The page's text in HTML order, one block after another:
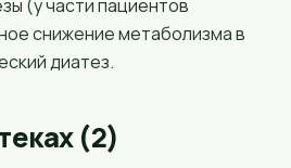
(у части пациентов
снижение метаболизма в
диатез.
(2)